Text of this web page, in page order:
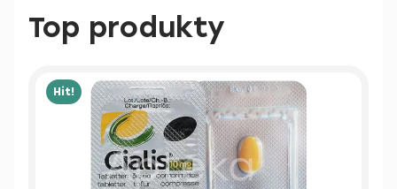
Top produkty
Hit!